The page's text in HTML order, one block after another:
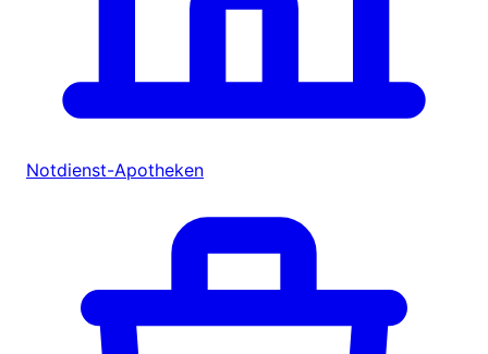
Notdienst-Apotheken